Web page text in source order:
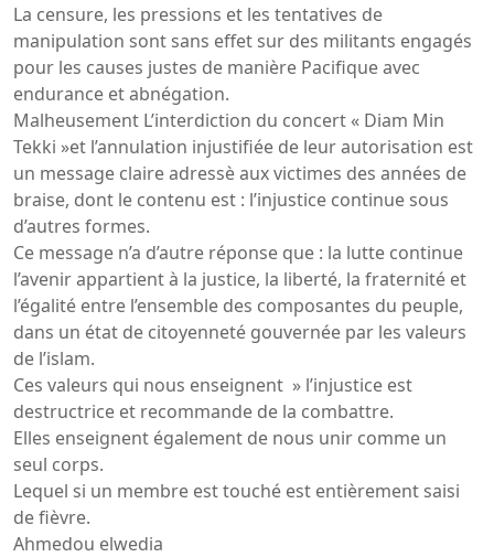
La censure, les pressions et les tentatives de
manipulation sont sans effet sur des militants engagés
pour les causes justes de manière Pacifique avec
endurance et abnégation.
Malheusement L’interdiction du concert « Diam Min
Tekki »et l’annulation injustifiée de leur autorisation est
un message claire adressè aux victimes des années de
braise, dont le contenu est : l’injustice continue sous
d’autres formes.
Ce message n’a d’autre réponse que : la lutte continue
l’avenir appartient à la justice, la liberté, la fraternité et
l’égalité entre l’ensemble des composantes du peuple,
dans un état de citoyenneté gouvernée par les valeurs
de l’islam.
Ces valeurs qui nous enseignent » l’injustice est
destructrice et recommande de la combattre.
Elles enseignent également de nous unir comme un
seul corps.
Lequel si un membre est touché est entièrement saisi
de fièvre.
Ahmedou elwedia